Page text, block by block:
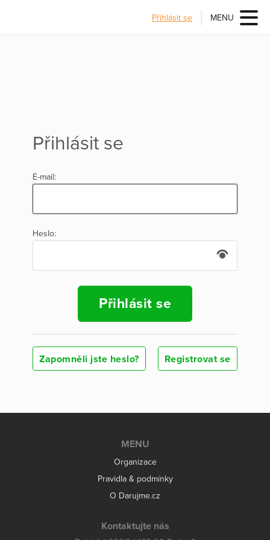
Přihlásit se MENU
Přihlásit se
E-mail:
Heslo:
Přihlásit se
Zapomněli jste heslo? Registrovat se
MENU
Organizace
Pravidla & podmínky
O Darujme.cz
Kontaktujte nás